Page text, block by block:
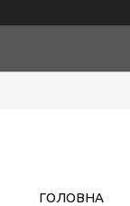
ГОЛОВНА